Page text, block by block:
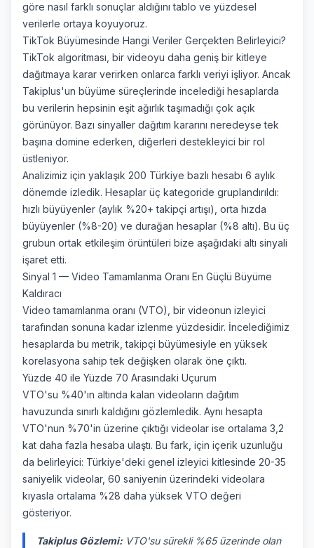
göre nasıl farklı sonuçlar aldığını tablo ve yüzdesel
verilerle ortaya koyuyoruz.
TikTok Büyümesinde Hangi Veriler Gerçekten Belirleyici?
TikTok algoritması, bir videoyu daha geniş bir kitleye
dağıtmaya karar verirken onlarca farklı veriyi işliyor. Ancak
Takiplus'un büyüme süreçlerinde incelediği hesaplarda
bu verilerin hepsinin eşit ağırlık taşımadığı çok açık
görünüyor. Bazı sinyaller dağıtım kararını neredeyse tek
başına domine ederken, diğerleri destekleyici bir rol
üstleniyor.
Analizimiz için yaklaşık 200 Türkiye bazlı hesabı 6 aylık
dönemde izledik. Hesaplar üç kategoride gruplandırıldı:
hızlı büyüyenler (aylık %20+ takipçi artışı), orta hızda
büyüyenler (%8-20) ve durağan hesaplar (%8 altı). Bu üç
grubun ortak etkileşim örüntüleri bize aşağıdaki altı sinyali
işaret etti.
Sinyal 1 — Video Tamamlanma Oranı En Güçlü Büyüme
Kaldıracı
Video tamamlanma oranı (VTO), bir videonun izleyici
tarafından sonuna kadar izlenme yüzdesidir. İncelediğimiz
hesaplarda bu metrik, takipçi büyümesiyle en yüksek
korelasyona sahip tek değişken olarak öne çıktı.
Yüzde 40 ile Yüzde 70 Arasındaki Uçurum
VTO'su %40'ın altında kalan videoların dağıtım
havuzunda sınırlı kaldığını gözlemledik. Aynı hesapta
VTO'nun %70'in üzerine çıktığı videolar ise ortalama 3,2
kat daha fazla hesaba ulaştı. Bu fark, için içerik uzunluğu
da belirleyici: Türkiye'deki genel izleyici kitlesinde 20-35
saniyelik videolar, 60 saniyenin üzerindeki videolara
kıyasla ortalama %28 daha yüksek VTO değeri
gösteriyor.
Takiplus Gözlemi: VTO'su sürekli %65 üzerinde olan
Teslimat ne kadar sürer?
Hangi ödeme yöntemleri var?
Hizmetleriniz güvenli mi?
Şifremi vermem gerekiyor mu?
Düşüş olursa telafi var mı?